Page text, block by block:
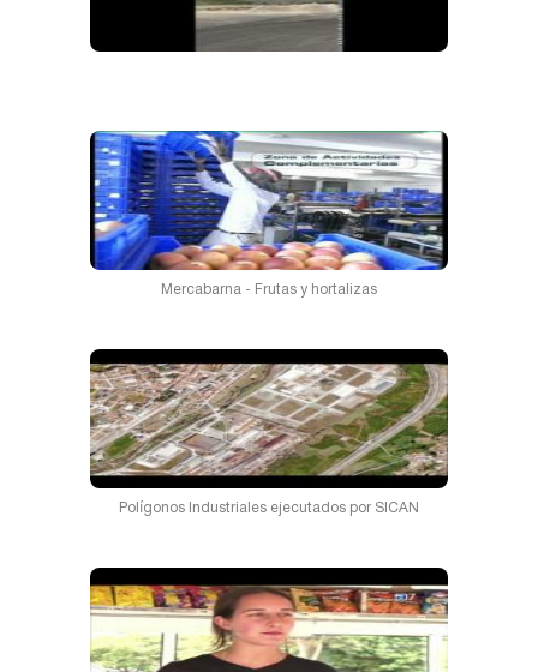
Mercabarna - Frutas y hortalizas
Polígonos Industriales ejecutados por SICAN